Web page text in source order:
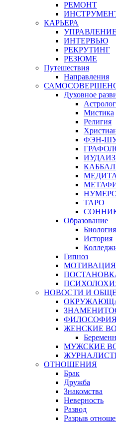
РЕМОНТ
КАРЬЕРА
ИНТЕРВЬЮ
РЕКРУТИНГ
РЕЗЮМЕ
Путешествия
Направления
Духовное
Мистика
Религия
ФЭН-
ТАРО
Образование
Биология
История
Гипноз
МОТИВАЦИЯ
НОВОСТИ И
ЖЕНСКИЕ
МУЖСКИЕ
ОТНОШЕНИЯ
Брак
Дружба
Знакомства
Неверность
Развод
Разрыв